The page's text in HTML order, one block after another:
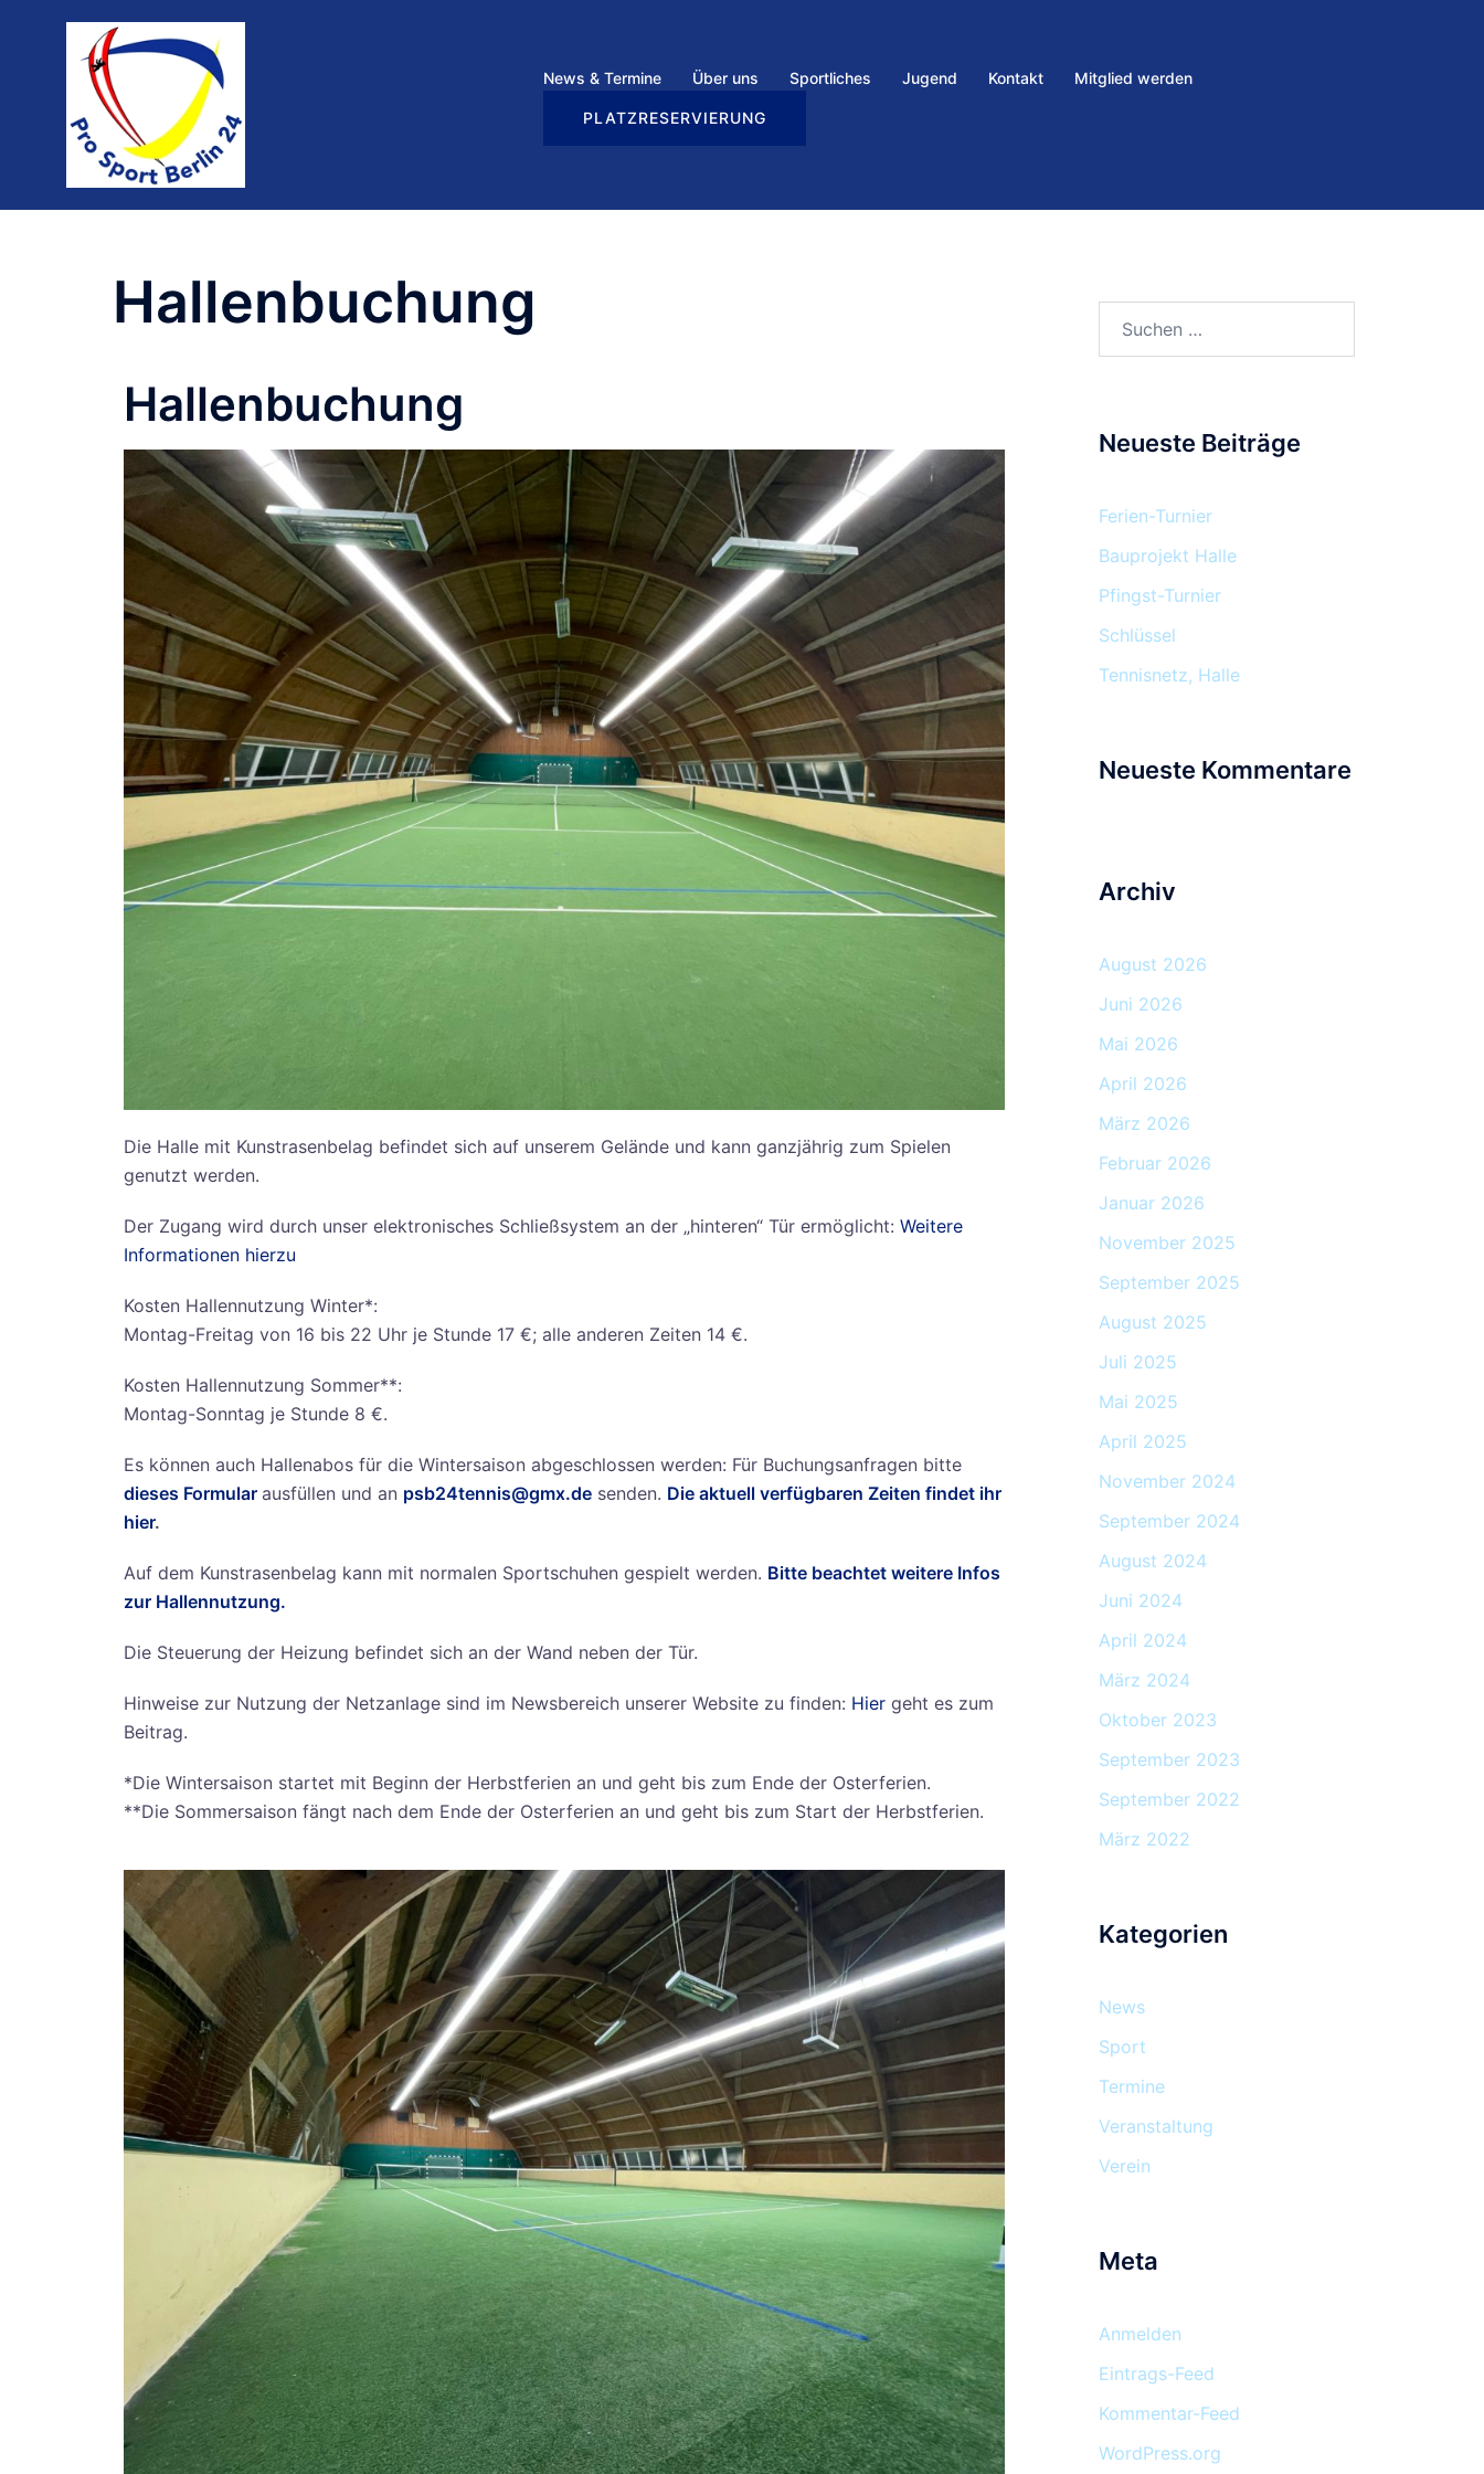
News & Termine Über uns Sportliches Jugend Kontakt Mitglied werden
PLATZRESERVIERUNG
Hallenbuchung
Hallenbuchung
Die Halle mit Kunstrasenbelag befindet sich auf unserem Gelände und kann ganzjährig zum Spielen
genutzt werden.
Der Zugang wird durch unser elektronisches Schließsystem an der „hinteren“ Tür ermöglicht: Weitere
Informationen hierzu
Kosten Hallennutzung Winter*:
Montag-Freitag von 16 bis 22 Uhr je Stunde 17 €; alle anderen Zeiten 14 €.
Kosten Hallennutzung Sommer**:
Montag-Sonntag je Stunde 8 €.
Es können auch Hallenabos für die Wintersaison abgeschlossen werden: Für Buchungsanfragen bitte
dieses Formular ausfüllen und an psb24tennis@gmx.de senden. Die aktuell verfügbaren Zeiten findet ihr
hier.
Auf dem Kunstrasenbelag kann mit normalen Sportschuhen gespielt werden. Bitte beachtet weitere Infos
zur Hallennutzung.
Die Steuerung der Heizung befindet sich an der Wand neben der Tür.
Hinweise zur Nutzung der Netzanlage sind im Newsbereich unserer Website zu finden: Hier geht es zum
Beitrag.
*Die Wintersaison startet mit Beginn der Herbstferien an und geht bis zum Ende der Osterferien.
**Die Sommersaison fängt nach dem Ende der Osterferien an und geht bis zum Start der Herbstferien.
Neueste Beiträge
Ferien-Turnier
Bauprojekt Halle
Pfingst-Turnier
Schlüssel
Tennisnetz, Halle
Neueste Kommentare
Archiv
August 2026
Juni 2026
Mai 2026
April 2026
März 2026
Februar 2026
Januar 2026
November 2025
September 2025
August 2025
Juli 2025
Mai 2025
April 2025
November 2024
September 2024
August 2024
Juni 2024
April 2024
März 2024
Oktober 2023
September 2023
September 2022
März 2022
Kategorien
News
Sport
Termine
Veranstaltung
Verein
Meta
Anmelden
Eintrags-Feed
Kommentar-Feed
WordPress.org